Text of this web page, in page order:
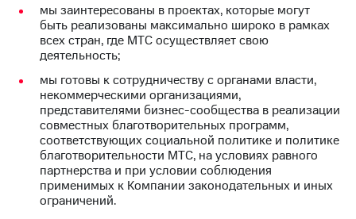
Личный
кабинет
акционера
Акционерный
капитал
Контроль
и
аудит
Рынок
акций
Описание
Программа
приобретения
мы заинтересованы в проектах, которые могут
быть реализованы максимально широко в рамках
всех стран, где МТС осуществляет свою
деятельность;
мы готовы к сотрудничеству с органами власти,
некоммерческими организациями,
представителями бизнес-сообщества в реализации
совместных благотворительных программ,
соответствующих социальной политике и политике
благотворительности МТС, на условиях равного
партнерства и при условии соблюдения
применимых к Компании законодательных и иных
ограничений.